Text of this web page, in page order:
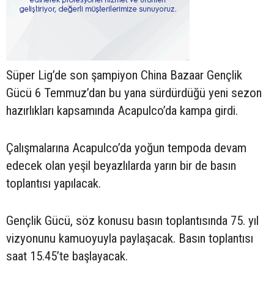
Süper Lig’de son şampiyon China Bazaar Gençlik
Gücü 6 Temmuz’dan bu yana sürdürdüğü yeni sezon
hazırlıkları kapsamında Acapulco’da kampa girdi.
Çalışmalarına Acapulco’da yoğun tempoda devam
edecek olan yeşil beyazlılarda yarın bir de basın
toplantısı yapılacak.
Gençlik Gücü, söz konusu basın toplantısında 75. yıl
vizyonunu kamuoyuyla paylaşacak. Basın toplantısı
saat 15.45’te başlayacak.